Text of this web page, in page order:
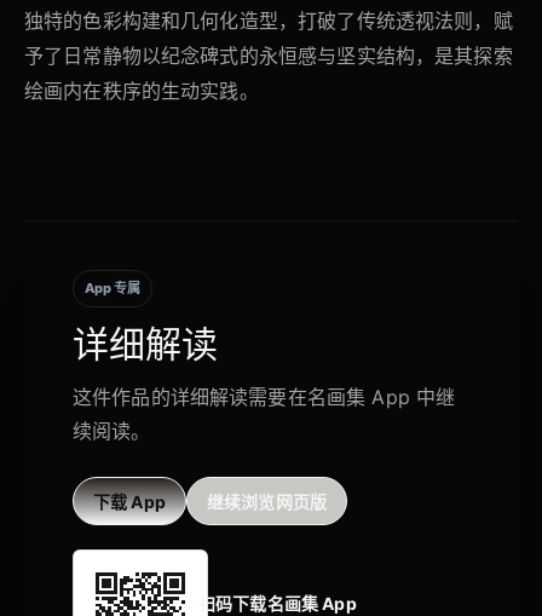
独特的色彩构建和几何化造型，打破了传统透视法则，赋
予了日常静物以纪念碑式的永恒感与坚实结构，是其探索
绘画内在秩序的生动实践。
App 专属
详细解读
这件作品的详细解读需要在名画集 App 中继
续阅读。
下载 App 继续浏览网页版
扫码下载名画集 App